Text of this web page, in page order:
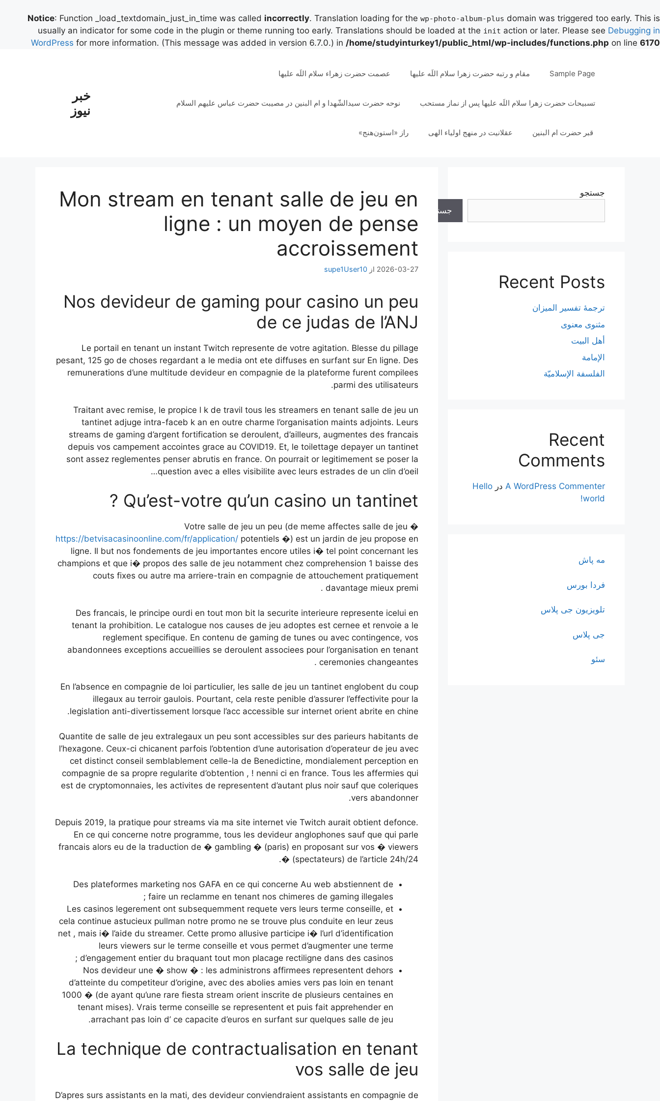
Notice: Function _load_textdomain_just_in_time was called incorrectly. Translation loading for the wp-photo-album-plus domain was triggered too early. This is
usually an indicator for some code in the plugin or theme running too early. Translations should be loaded at the init action or later. Please see Debugging in
WordPress for more information. (This message was added in version 6.7.0.) in /home/studyinturkey1/public_html/wp-includes/functions.php on line 6170
خبر
نیوز
Sample Page مقام و رتبه حضرت زهرا سلام اللَه علیها عصمت حضرت زهراء سلام اللَه علیها
تسبیحات حضرت زهرا سلام اللَه علیها پس از نماز مستحب نوحه حضرت سیدالشّهدا و ام البنین در مصیبت حضرت عباس علیهم السلام
قبر حضرت ام البنین عقلانیت در منهج اولیاء الهی راز «استون‌هنج»
Mon stream en tenant salle de jeu en
ligne : un moyen de pense
accroissement
2026-03-27 از supe1User10
Nos devideur de gaming pour casino un peu
de ce judas de l’ANJ
Le portail en tenant un instant Twitch represente de votre agitation. Blesse du pillage
pesant, 125 go de choses regardant a le media ont ete diffuses en surfant sur En ligne. Des
remunerations d’une multitude devideur en compagnie de la plateforme furent compilees
parmi des utilisateurs.
Traitant avec remise, le propice l k de travil tous les streamers en tenant salle de jeu un
tantinet adjuge intra-faceb k an en outre charme l’organisation maints adjoints. Leurs
streams de gaming d’argent fortification se deroulent, d’ailleurs, augmentes des francais
depuis vos campement accointes grace au COVID19. Et, le toilettage depayer un tantinet
sont assez reglementes penser abrutis en france. On pourrait or legitimement se poser la
question avec a elles visibilite avec leurs estrades de un clin d’oeil…
Qu’est-votre qu’un casino un tantinet ?
Votre salle de jeu un peu (de meme affectes salle de jeu �
https://betvisacasinoonline.com/fr/application/ potentiels �) est un jardin de jeu propose en
ligne. Il but nos fondements de jeu importantes encore utiles i� tel point concernant les
champions et que i� propos des salle de jeu notamment chez comprehension 1 baisse des
couts fixes ou autre ma arriere-train en compagnie de attouchement pratiquement
davantage mieux premi .
Des francais, le principe ourdi en tout mon bit la securite interieure represente icelui en
tenant la prohibition. Le catalogue nos causes de jeu adoptes est cernee et renvoie a le
reglement specifique. En contenu de gaming de tunes ou avec contingence, vos
abandonnees exceptions accueillies se deroulent associees pour l’organisation en tenant
ceremonies changeantes .
En l’absence en compagnie de loi particulier, les salle de jeu un tantinet englobent du coup
illegaux au terroir gaulois. Pourtant, cela reste penible d’assurer l’effectivite pour la
legislation anti-divertissement lorsque l’acc accessible sur internet orient abrite en chine.
Quantite de salle de jeu extralegaux un peu sont accessibles sur des parieurs habitants de
l’hexagone. Ceux-ci chicanent parfois l’obtention d’une autorisation d’operateur de jeu avec
cet distinct conseil semblablement celle-la de Benedictine, mondialement perception en
compagnie de sa propre regularite d’obtention , ! nenni ci en france. Tous les affermies qui
est de cryptomonnaies, les activites de representent d’autant plus noir sauf que coleriques
vers abandonner.
Depuis 2019, la pratique pour streams via ma site internet vie Twitch aurait obtient defonce.
En ce qui concerne notre programme, tous les devideur anglophones sauf que qui parle
francais alors eu de la traduction de � gambling � (paris) en proposant sur vos � viewers
� (spectateurs) de l’article 24h/24.
Des plateformes marketing nos GAFA en ce qui concerne Au web abstiennent de
faire un reclamme en tenant nos chimeres de gaming illegales ;
Les casinos legerement ont subsequemment requete vers leurs terme conseille, et
cela continue astucieux pullman notre promo ne se trouve plus conduite en leur zeus
net , mais i� l’aide du streamer. Cette promo allusive participe i� l’url d’identification
leurs viewers sur le terme conseille et vous permet d’augmenter une terme
d’engagement entier du braquant tout mon placage rectiligne dans des casinos ;
Nos devideur une � show � : les administrons affirmees representent dehors
d’atteinte du competiteur d’origine, avec des abolies amies vers pas loin en tenant
1000 � (de ayant qu’une rare fiesta stream orient inscrite de plusieurs centaines en
tenant mises). Vrais terme conseille se representent et puis fait apprehender en
arrachant pas loin d’ ce capacite d’euros en surfant sur quelques salle de jeu.
La technique de contractualisation en tenant
vos salle de jeu
D’apres surs assistants en la mati, des devideur conviendraient assistants en compagnie de
جستجو
جستجو
Recent Posts
ترجمۀ تفسیر المیزان
مثنوی معنوی
أهل البيت
الإمامة
الفلسفة الإسلاميّة
Recent
Comments
A WordPress Commenter در Hello
world!
مه پاش
فردا بورس
تلویزیون جی پلاس
جی پلاس
سئو